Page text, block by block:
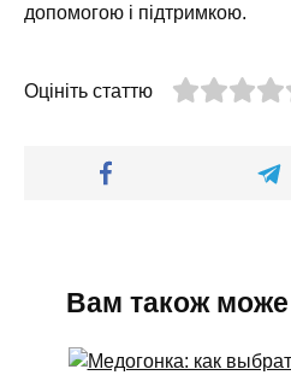
допомогою і підтримкою.
Оцініть статтю
Вам також